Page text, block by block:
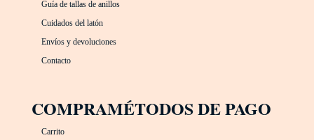
Guía de tallas de anillos
Cuidados del latón
Envíos y devoluciones
Contacto
COMPRA
Carrito
MÉTODOS DE PAGO